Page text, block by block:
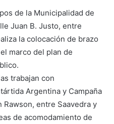
de la Municipalidad de
Juan B. Justo, entre
la colocación de brazo
marco del plan de
trabajan con
Argentina y Campaña
entre Saavedra y
de acomodamiento de